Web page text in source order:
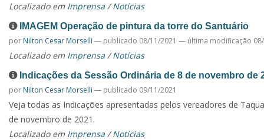
Localizado em Imprensa /Notícias
IMAGEM Operação de pintura da torre do Santuário
por Nilton Cesar Morselli — publicado 08/11/2021 — última modificação
Localizado em Imprensa /Notícias
Indicações da Sessão Ordinária de 8 de novembro de
por Nilton Cesar Morselli — publicado 09/11/2021
Veja todas as Indicações apresentadas pelos vereadores de
de novembro de 2021.
Localizado em Imprensa /Notícias